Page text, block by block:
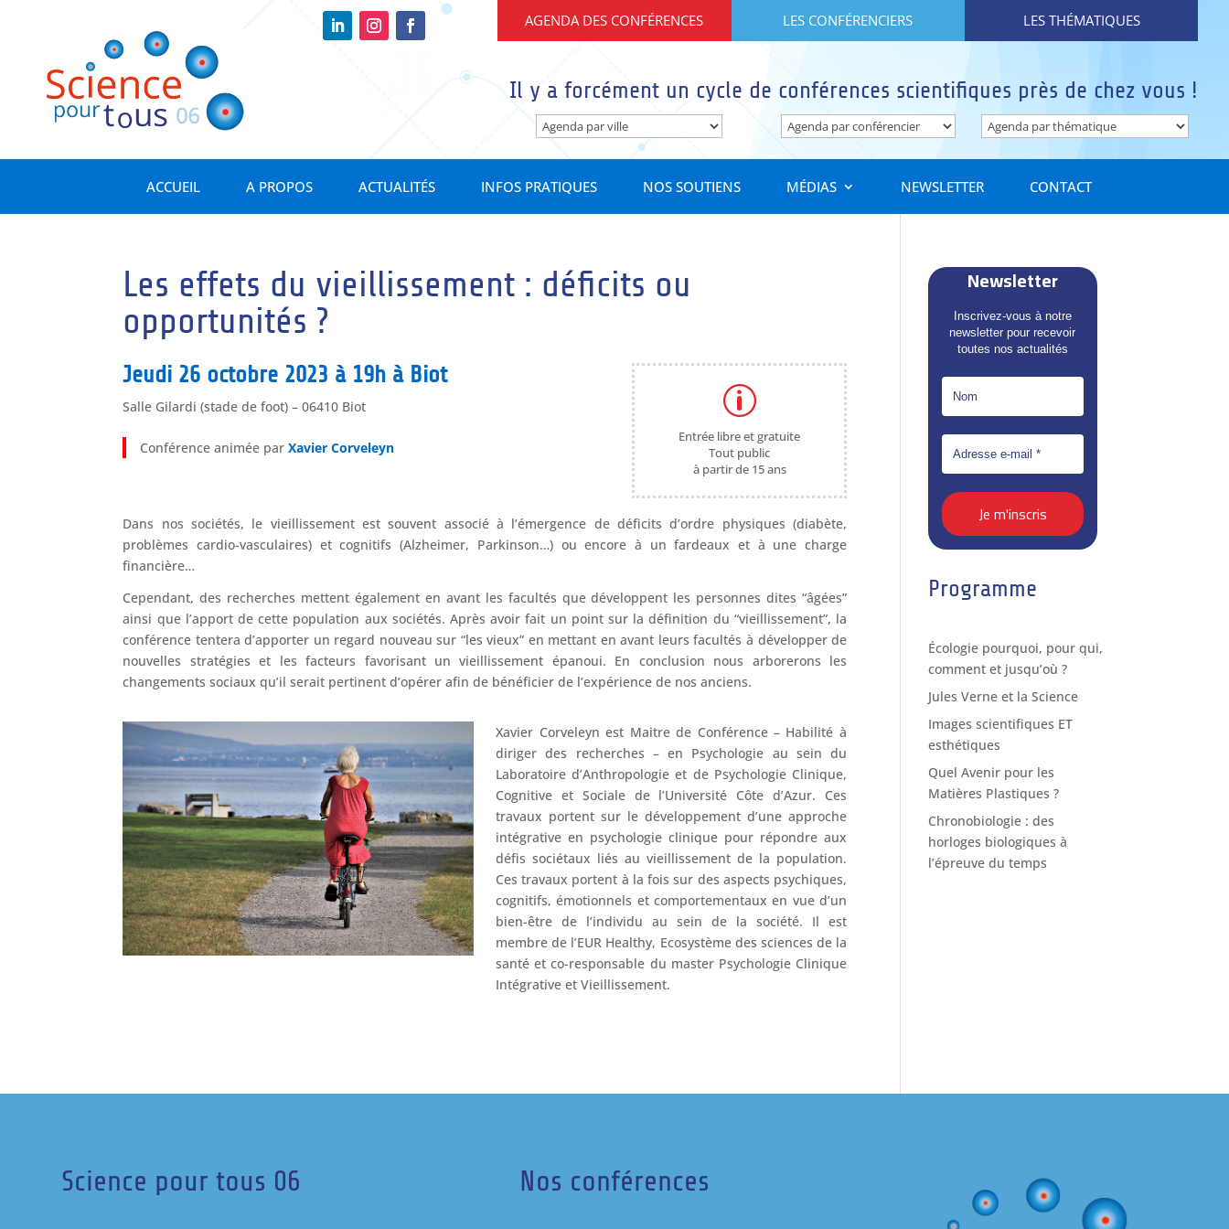
AGENDA DES CONFÉRENCES LES CONFÉRENCIERS LES THÉMATIQUES
Il y a forcément un cycle de conférences scientifiques près de chez vous !
ACCUEIL A PROPOS ACTUALITÉS INFOS PRATIQUES NOS SOUTIENS MÉDIAS NEWSLETTER CONTACT
Les effets du vieillissement : déficits ou
opportunités ?
Jeudi 26 octobre 2023 à 19h à Biot
Salle Gilardi (stade de foot) – 06410 Biot
Conférence animée par Xavier Corveleyn
p
Entrée libre et gratuite
Tout public
à partir de 15 ans
Dans nos sociétés, le vieillissement est souvent associé à l’émergence de déficits d’ordre physiques (diabète,
problèmes cardio-vasculaires) et cognitifs (Alzheimer, Parkinson…) ou encore à un fardeaux et à une charge
financière…
Cependant, des recherches mettent également en avant les facultés que développent les personnes dites “âgées”
ainsi que l’apport de cette population aux sociétés. Après avoir fait un point sur la définition du “vieillissement”, la
conférence tentera d’apporter un regard nouveau sur “les vieux” en mettant en avant leurs facultés à développer de
nouvelles stratégies et les facteurs favorisant un vieillissement épanoui. En conclusion nous arborerons les
changements sociaux qu’il serait pertinent d’opérer afin de bénéficier de l’expérience de nos anciens.
Xavier Corveleyn est Maitre de Conférence – Habilité à
diriger des recherches – en Psychologie au sein du
Laboratoire d’Anthropologie et de Psychologie Clinique,
Cognitive et Sociale de l’Université Côte d’Azur. Ces
travaux portent sur le développement d’une approche
intégrative en psychologie clinique pour répondre aux
défis sociétaux liés au vieillissement de la population.
Ces travaux portent à la fois sur des aspects psychiques,
cognitifs, émotionnels et comportementaux en vue d’un
bien-être de l’individu au sein de la société. Il est
membre de l’EUR Healthy, Ecosystème des sciences de la
santé et co-responsable du master Psychologie Clinique
Intégrative et Vieillissement.
Newsletter
Inscrivez-vous à notre
newsletter pour recevoir
toutes nos actualités
Programme
Écologie pourquoi, pour qui,
comment et jusqu’où ?
Jules Verne et la Science
Images scientifiques ET
esthétiques
Quel Avenir pour les
Matières Plastiques ?
Chronobiologie : des
horloges biologiques à
l’épreuve du temps
Science pour tous 06 Nos conférences